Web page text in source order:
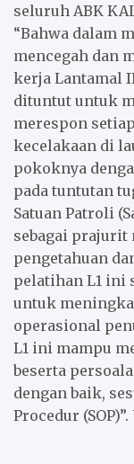
seluruh ABK
“Bahwa dalam
mencegah dan
kerja Lantamal
dituntut untuk
merespon
kecelakaan di
pokoknya
pada tuntutan
Satuan Patroli
sebagai
pengetahuan
pelatihan L1 ini
untuk
operasional
L1 ini mampu
beserta
dengan baik,
Procedur